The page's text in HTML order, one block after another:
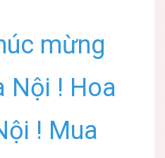
mừng
Nội ! Hoa
! Mua